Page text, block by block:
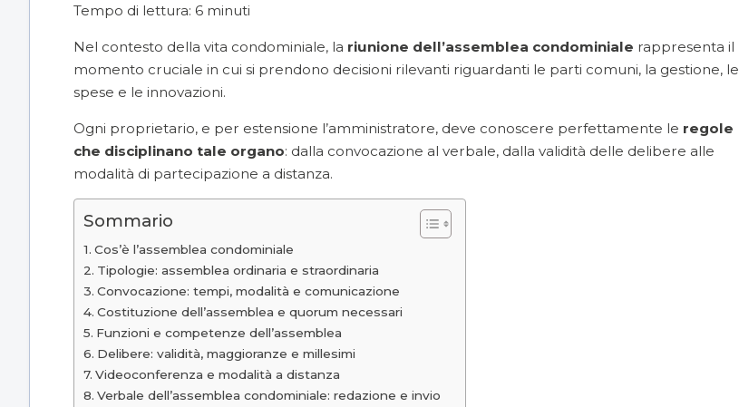
Tempo di lettura: 6 minuti
Nel contesto della vita condominiale, la riunione dell’assemblea condominiale rappresenta il
momento cruciale in cui si prendono decisioni rilevanti riguardanti le parti comuni, la gestione, le
spese e le innovazioni.
Ogni proprietario, e per estensione l’amministratore, deve conoscere perfettamente le regole
che disciplinano tale organo: dalla convocazione al verbale, dalla validità delle delibere alle
modalità di partecipazione a distanza.
Sommario
Cos’è l’assemblea condominiale
Tipologie: assemblea ordinaria e straordinaria
Convocazione: tempi, modalità e comunicazione
Costituzione dell’assemblea e quorum necessari
Funzioni e competenze dell’assemblea
Delibere: validità, maggioranze e millesimi
Videoconferenza e modalità a distanza
Verbale dell’assemblea condominiale: redazione e invio